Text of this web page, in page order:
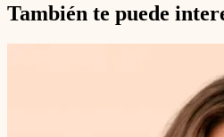
También te puede